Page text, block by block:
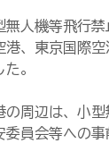
人機等飛行
、東京国際
。
周辺は、小
員会等への事